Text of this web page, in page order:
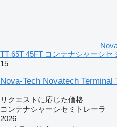
TT 65T 45FT コンテナシャーシセ
15
Nova-Tech Novatech Terminal
リクエストに応じた価格
コンテナシャーシセミトレーラ
2026